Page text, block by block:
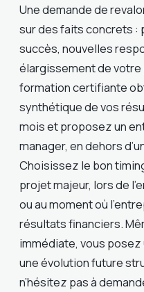
Une demande de
sur des faits concrets :
succès, nouvelles
élargissement de votre
formation certifiante
synthétique de vos
mois et proposez un
manager, en dehors
Choisissez le bon
projet majeur, lors de
ou au moment où
résultats financiers.
immédiate, vous posez
une évolution future
n’hésitez pas à